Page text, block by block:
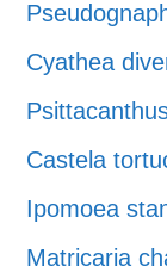
Cyathea
Castela
Ipomoea
Matricaria